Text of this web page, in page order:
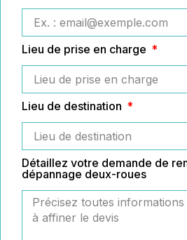
Lieu de prise en charge
Lieu de destination
Détaillez votre demande de
dépannage deux-roues